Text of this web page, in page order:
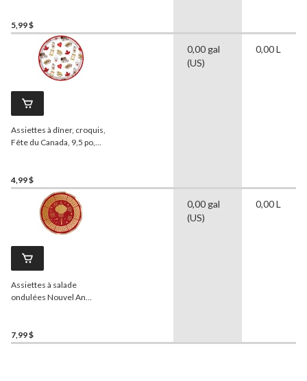
5,99 $
Assiettes à dîner, croquis,
Fête du Canada, 9,5 po,
4,99 $
0,00 gal
(US)
0,00 L
Assiettes à salade
ondulées Nouvel An
7,99 $
0,00 gal
(US)
0,00 L